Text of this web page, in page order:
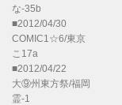
な-35b
■2012/04/30
COMIC1☆6/東京
こ17a
■2012/04/22
大⑨州東方祭/福岡
霊-1